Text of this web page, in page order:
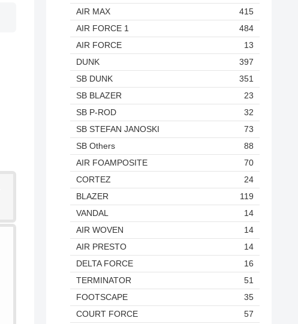
AIR MAX
415
AIR FORCE 1
484
AIR FORCE
13
DUNK
397
SB DUNK
351
SB BLAZER
23
SB P-ROD
32
SB STEFAN JANOSKI
73
SB Others
88
AIR FOAMPOSITE
70
CORTEZ
24
BLAZER
119
VANDAL
14
AIR WOVEN
14
AIR PRESTO
14
DELTA FORCE
16
TERMINATOR
51
FOOTSCAPE
35
COURT FORCE
57